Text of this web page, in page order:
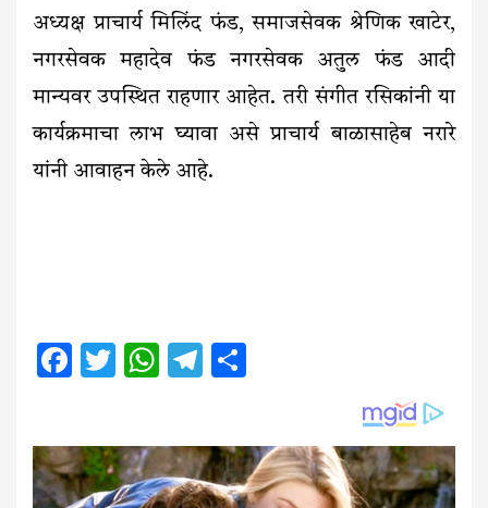
अध्यक्ष प्राचार्य मिलिंद फंड, समाजसेवक श्रेणिक खाटेर,
नगरसेवक महादेव फंड नगरसेवक अतुल फंड आदी
मान्यवर उपस्थित राहणार आहेत. तरी संगीत रसिकांनी या
कार्यक्रमाचा लाभ घ्यावा असे प्राचार्य बाळासाहेब नरारे
यांनी आवाहन केले आहे.
Facebook
Twitter
WhatsApp
Telegram